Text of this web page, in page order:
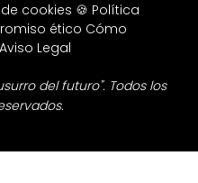
cookies 🍪 Política
ético Cómo
Aviso Legal
del futuro". Todos los